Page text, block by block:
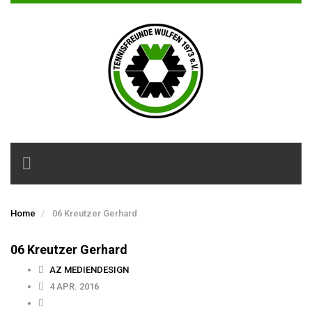
Toggle
navigation
Home 06 Kreutzer Gerhard
06 Kreutzer Gerhard
AZ MEDIENDESIGN
4 APR. 2016